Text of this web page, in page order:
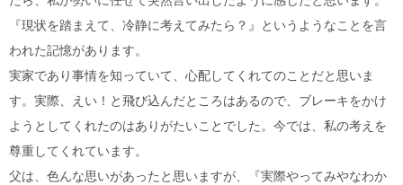
『現状を踏まえて、冷静に考えてみたら？』というようなことを言
われた記憶があります。
実家であり事情を知っていて、心配してくれてのことだと思いま
す。実際、えい！と飛び込んだところはあるので、ブレーキをかけ
ようとしてくれたのはありがたいことでした。今では、私の考えを
尊重してくれています。
父は、色んな思いがあったと思いますが、『実際やってみやなわか